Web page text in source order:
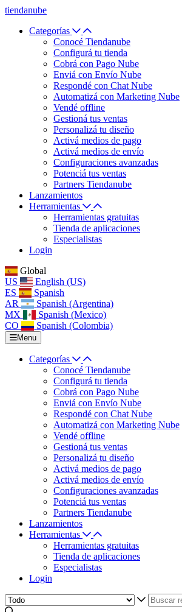
tiendanube
Categorías
Conocé Tiendanube
Configurá tu tienda
Cobrá con Pago Nube
Enviá con Envío Nube
Respondé con Chat Nube
Automatizá con Marketing Nube
Vendé offline
Gestioná tus ventas
Personalizá tu diseño
Activá medios de pago
Activá medios de envío
Configuraciones avanzadas
Potenciá tus ventas
Partners Tiendanube
Lanzamientos
Herramientas
Herramientas gratuitas
Tienda de aplicaciones
Especialistas
Login
Global
US
English (US)
ES
Spanish
AR
Spanish (Argentina)
MX
Spanish (Mexico)
CO
Spanish (Colombia)
Menu
Categorías
Conocé Tiendanube
Configurá tu tienda
Cobrá con Pago Nube
Enviá con Envío Nube
Respondé con Chat Nube
Automatizá con Marketing Nube
Vendé offline
Gestioná tus ventas
Personalizá tu diseño
Activá medios de pago
Activá medios de envío
Configuraciones avanzadas
Potenciá tus ventas
Partners Tiendanube
Lanzamientos
Herramientas
Herramientas gratuitas
Tienda de aplicaciones
Especialistas
Login